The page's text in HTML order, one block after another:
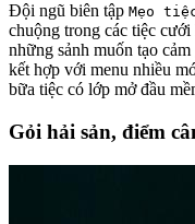
Đội ngũ biên tập Mẹo
chuộng trong các tiệc
những sảnh muốn tạo
kết hợp với menu nhiều
bữa tiệc có lớp mở đầu
Gỏi hải sản, điểm